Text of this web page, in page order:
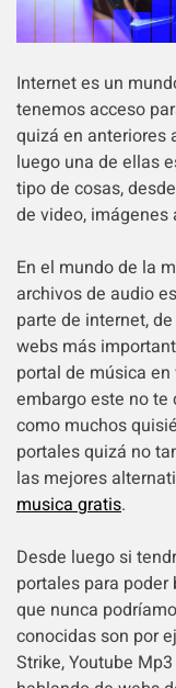
Internet es un
tenemos acceso
quizá en anteriores
luego una de ellas
tipo de cosas,
de video, imágenes
En el mundo de la
archivos de audio
parte de internet,
webs más
portal de música
embargo este no te
como muchos
portales quizá no
las mejores
musica gratis.
Desde luego si
portales para
que nunca
conocidas son por
Strike, Youtube